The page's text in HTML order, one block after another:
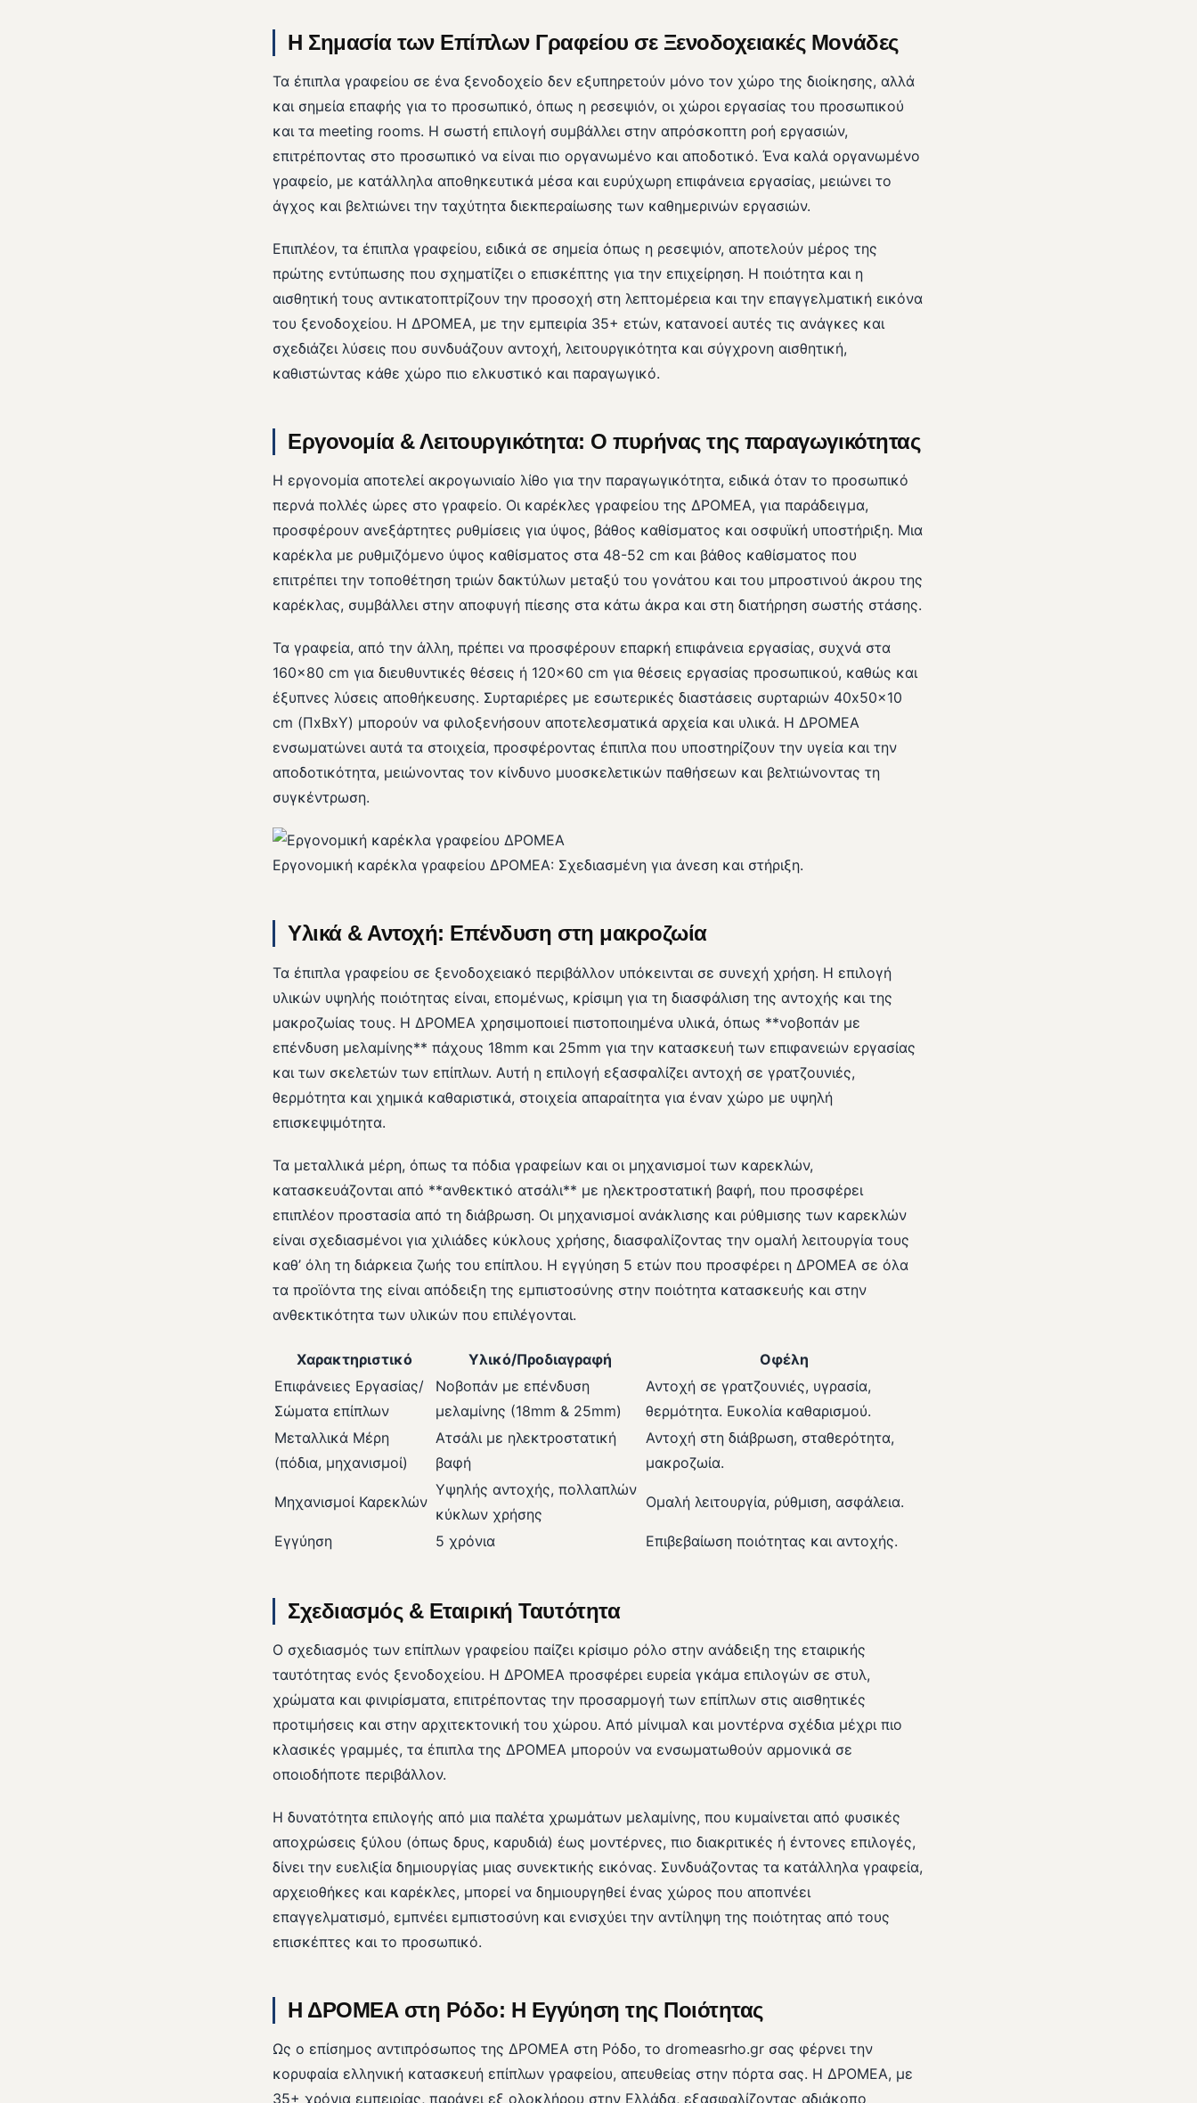
Η Σημασία των Επίπλων Γραφείου σε Ξενοδοχειακές Μονάδες
Τα έπιπλα γραφείου σε ένα ξενοδοχείο δεν εξυπηρετούν μόνο τον χώρο της διοίκησης, αλλά
και σημεία επαφής για το προσωπικό, όπως η ρεσεψιόν, οι χώροι εργασίας του προσωπικού
και τα meeting rooms. Η σωστή επιλογή συμβάλλει στην απρόσκοπτη ροή εργασιών,
επιτρέποντας στο προσωπικό να είναι πιο οργανωμένο και αποδοτικό. Ένα καλά οργανωμένο
γραφείο, με κατάλληλα αποθηκευτικά μέσα και ευρύχωρη επιφάνεια εργασίας, μειώνει το
άγχος και βελτιώνει την ταχύτητα διεκπεραίωσης των καθημερινών εργασιών.
Επιπλέον, τα έπιπλα γραφείου, ειδικά σε σημεία όπως η ρεσεψιόν, αποτελούν μέρος της
πρώτης εντύπωσης που σχηματίζει ο επισκέπτης για την επιχείρηση. Η ποιότητα και η
αισθητική τους αντικατοπτρίζουν την προσοχή στη λεπτομέρεια και την επαγγελματική εικόνα
του ξενοδοχείου. Η ΔΡΟΜΕΑ, με την εμπειρία 35+ ετών, κατανοεί αυτές τις ανάγκες και
σχεδιάζει λύσεις που συνδυάζουν αντοχή, λειτουργικότητα και σύγχρονη αισθητική,
καθιστώντας κάθε χώρο πιο ελκυστικό και παραγωγικό.
Εργονομία & Λειτουργικότητα: Ο πυρήνας της παραγωγικότητας
Η εργονομία αποτελεί ακρογωνιαίο λίθο για την παραγωγικότητα, ειδικά όταν το προσωπικό
περνά πολλές ώρες στο γραφείο. Οι καρέκλες γραφείου της ΔΡΟΜΕΑ, για παράδειγμα,
προσφέρουν ανεξάρτητες ρυθμίσεις για ύψος, βάθος καθίσματος και οσφυϊκή υποστήριξη. Μια
καρέκλα με ρυθμιζόμενο ύψος καθίσματος στα 48-52 cm και βάθος καθίσματος που
επιτρέπει την τοποθέτηση τριών δακτύλων μεταξύ του γονάτου και του μπροστινού άκρου της
καρέκλας, συμβάλλει στην αποφυγή πίεσης στα κάτω άκρα και στη διατήρηση σωστής στάσης.
Τα γραφεία, από την άλλη, πρέπει να προσφέρουν επαρκή επιφάνεια εργασίας, συχνά στα
160×80 cm για διευθυντικές θέσεις ή 120×60 cm για θέσεις εργασίας προσωπικού, καθώς και
έξυπνες λύσεις αποθήκευσης. Συρταριέρες με εσωτερικές διαστάσεις συρταριών 40x50x10
cm (ΠxΒxΥ) μπορούν να φιλοξενήσουν αποτελεσματικά αρχεία και υλικά. Η ΔΡΟΜΕΑ
ενσωματώνει αυτά τα στοιχεία, προσφέροντας έπιπλα που υποστηρίζουν την υγεία και την
αποδοτικότητα, μειώνοντας τον κίνδυνο μυοσκελετικών παθήσεων και βελτιώνοντας τη
συγκέντρωση.
Εργονομική καρέκλα γραφείου ΔΡΟΜΕΑ: Σχεδιασμένη για άνεση και στήριξη.
Υλικά & Αντοχή: Επένδυση στη μακροζωία
Τα έπιπλα γραφείου σε ξενοδοχειακό περιβάλλον υπόκεινται σε συνεχή χρήση. Η επιλογή
υλικών υψηλής ποιότητας είναι, επομένως, κρίσιμη για τη διασφάλιση της αντοχής και της
μακροζωίας τους. Η ΔΡΟΜΕΑ χρησιμοποιεί πιστοποιημένα υλικά, όπως **νοβοπάν με
επένδυση μελαμίνης** πάχους 18mm και 25mm για την κατασκευή των επιφανειών εργασίας
και των σκελετών των επίπλων. Αυτή η επιλογή εξασφαλίζει αντοχή σε γρατζουνιές,
θερμότητα και χημικά καθαριστικά, στοιχεία απαραίτητα για έναν χώρο με υψηλή
επισκεψιμότητα.
Τα μεταλλικά μέρη, όπως τα πόδια γραφείων και οι μηχανισμοί των καρεκλών,
κατασκευάζονται από **ανθεκτικό ατσάλι** με ηλεκτροστατική βαφή, που προσφέρει
επιπλέον προστασία από τη διάβρωση. Οι μηχανισμοί ανάκλισης και ρύθμισης των καρεκλών
είναι σχεδιασμένοι για χιλιάδες κύκλους χρήσης, διασφαλίζοντας την ομαλή λειτουργία τους
καθ’ όλη τη διάρκεια ζωής του επίπλου. Η εγγύηση 5 ετών που προσφέρει η ΔΡΟΜΕΑ σε όλα
τα προϊόντα της είναι απόδειξη της εμπιστοσύνης στην ποιότητα κατασκευής και στην
ανθεκτικότητα των υλικών που επιλέγονται.
Χαρακτηριστικό Υλικό/Προδιαγραφή
Οφέλη
Επιφάνειες Εργασίας/
Σώματα επίπλων
Νοβοπάν με επένδυση
μελαμίνης (18mm & 25mm)
Αντοχή σε γρατζουνιές, υγρασία,
θερμότητα. Ευκολία καθαρισμού.
Μεταλλικά Μέρη
(πόδια, μηχανισμοί)
Ατσάλι με ηλεκτροστατική
βαφή
Αντοχή στη διάβρωση, σταθερότητα,
μακροζωία.
Μηχανισμοί Καρεκλών
Υψηλής αντοχής, πολλαπλών
κύκλων χρήσης
Ομαλή λειτουργία, ρύθμιση, ασφάλεια.
Εγγύηση 5 χρόνια Επιβεβαίωση ποιότητας και αντοχής.
Σχεδιασμός & Εταιρική Ταυτότητα
Ο σχεδιασμός των επίπλων γραφείου παίζει κρίσιμο ρόλο στην ανάδειξη της εταιρικής
ταυτότητας ενός ξενοδοχείου. Η ΔΡΟΜΕΑ προσφέρει ευρεία γκάμα επιλογών σε στυλ,
χρώματα και φινιρίσματα, επιτρέποντας την προσαρμογή των επίπλων στις αισθητικές
προτιμήσεις και στην αρχιτεκτονική του χώρου. Από μίνιμαλ και μοντέρνα σχέδια μέχρι πιο
κλασικές γραμμές, τα έπιπλα της ΔΡΟΜΕΑ μπορούν να ενσωματωθούν αρμονικά σε
οποιοδήποτε περιβάλλον.
Η δυνατότητα επιλογής από μια παλέτα χρωμάτων μελαμίνης, που κυμαίνεται από φυσικές
αποχρώσεις ξύλου (όπως δρυς, καρυδιά) έως μοντέρνες, πιο διακριτικές ή έντονες επιλογές,
δίνει την ευελιξία δημιουργίας μιας συνεκτικής εικόνας. Συνδυάζοντας τα κατάλληλα γραφεία,
αρχειοθήκες και καρέκλες, μπορεί να δημιουργηθεί ένας χώρος που αποπνέει
επαγγελματισμό, εμπνέει εμπιστοσύνη και ενισχύει την αντίληψη της ποιότητας από τους
επισκέπτες και το προσωπικό.
Η ΔΡΟΜΕΑ στη Ρόδο: Η Εγγύηση της Ποιότητας
Ως ο επίσημος αντιπρόσωπος της ΔΡΟΜΕΑ στη Ρόδο, το dromeasrho.gr σας φέρνει την
κορυφαία ελληνική κατασκευή επίπλων γραφείου, απευθείας στην πόρτα σας. Η ΔΡΟΜΕΑ, με
35+ χρόνια εμπειρίας, παράγει εξ ολοκλήρου στην Ελλάδα, εξασφαλίζοντας αδιάκοπο